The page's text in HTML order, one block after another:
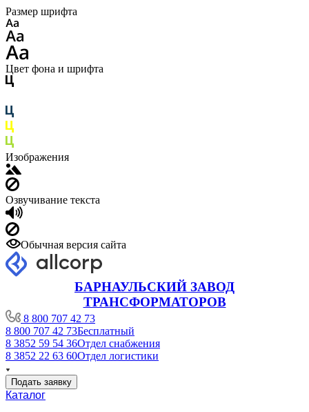
Размер шрифта
Цвет фона и шрифта
Изображения
Озвучивание текста
Обычная версия сайта
БАРНАУЛЬСКИЙ ЗАВОД
ТРАНСФОРМАТОРОВ
8 800 707 42 73
8 800 707 42 73Бесплатный
8 3852 59 54 36Отдел снабжения
8 3852 22 63 60Отдел логистики
Подать заявку
Каталог